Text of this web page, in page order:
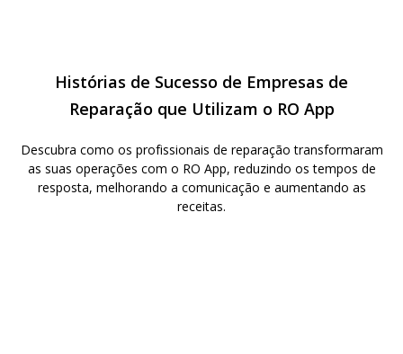
Histórias de Sucesso de Empresas de
Reparação que Utilizam o RO App
Descubra como os profissionais de reparação transformaram
as suas operações com o RO App, reduzindo os tempos de
resposta, melhorando a comunicação e aumentando as
receitas.